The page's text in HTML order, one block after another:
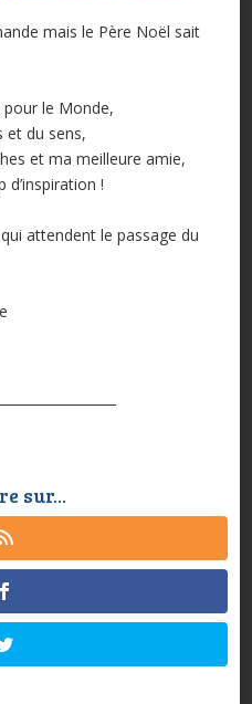
mais le Père Noël sait
le Monde,
et du sens,
et ma meilleure amie,
!
qui attendent le passage du
sur...